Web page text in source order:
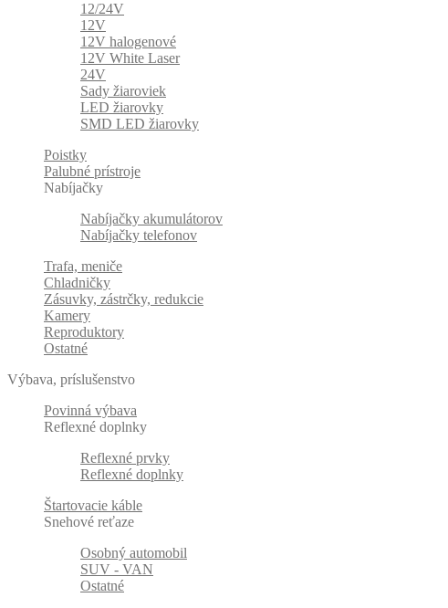
12/24V
12V
12V halogenové
12V White Laser
24V
Sady žiaroviek
LED žiarovky
SMD LED žiarovky
Poistky
Palubné prístroje
Nabíjačky
Nabíjačky akumulátorov
Nabíjačky telefonov
Trafa, meniče
Chladničky
Zásuvky, zástrčky, redukcie
Kamery
Reproduktory
Ostatné
Výbava, príslušenstvo
Povinná výbava
Reflexné doplnky
Reflexné prvky
Reflexné doplnky
Štartovacie káble
Snehové reťaze
Osobný automobil
SUV - VAN
Ostatné